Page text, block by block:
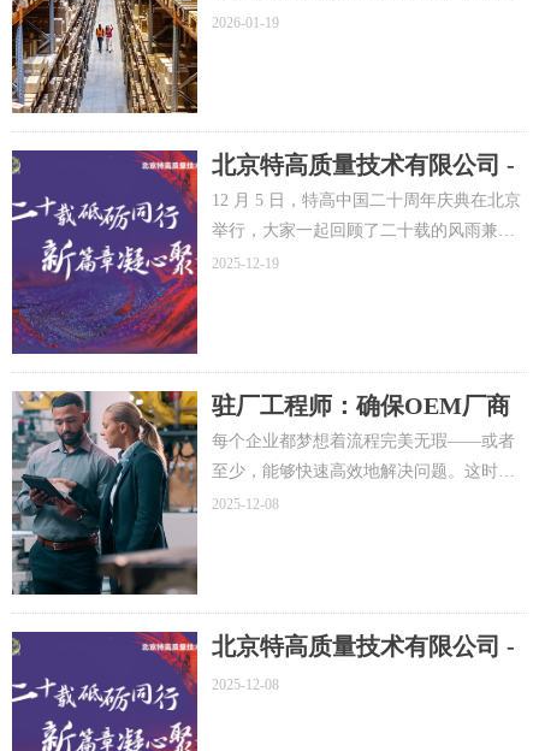
具和紧密整合的生产计划。当一项重大项
2026-01-19
北京特高质量技术有限公司 -
20周年庆典
12 月 5 日，特高中国二十周年庆典在北京
举行，大家一起回顾了二十载的风雨兼
程，也一起畅想未来的新篇章。
2025-12-19
驻厂工程师：确保OEM厂商
与制造商之间的顺畅合作工程
每个企业都梦想着流程完美无瑕——或者
至少，能够快速高效地解决问题。这时，
驻场工程师就派上了用场：他们是质量联
2025-12-08
北京特高质量技术有限公司 -
成立20周年
2025-12-08